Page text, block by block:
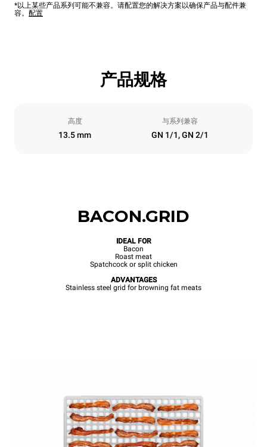
*以上某些产品系列可能不兼容。请配置您的解决方案以确保产品与配件兼
容。 配置
产品规格
高度
13.5 mm
与系列兼容
GN 1/1, GN 2/1
BACON.GRID
IDEAL FOR
Bacon
Roast meat
Spatchcock or split chicken
ADVANTAGES
Stainless steel grid for browning fat meats